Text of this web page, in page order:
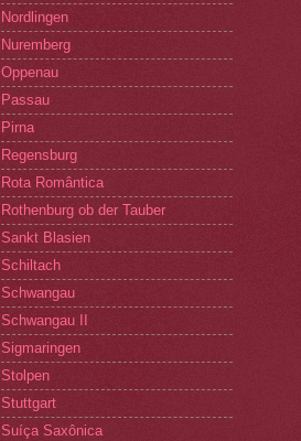
Nordlingen
Nuremberg
Oppenau
Passau
Pirna
Regensburg
Rota Romântica
Rothenburg ob der Tauber
Sankt Blasien
Schiltach
Schwangau
Schwangau II
Sigmaringen
Stolpen
Stuttgart
Suíça Saxônica